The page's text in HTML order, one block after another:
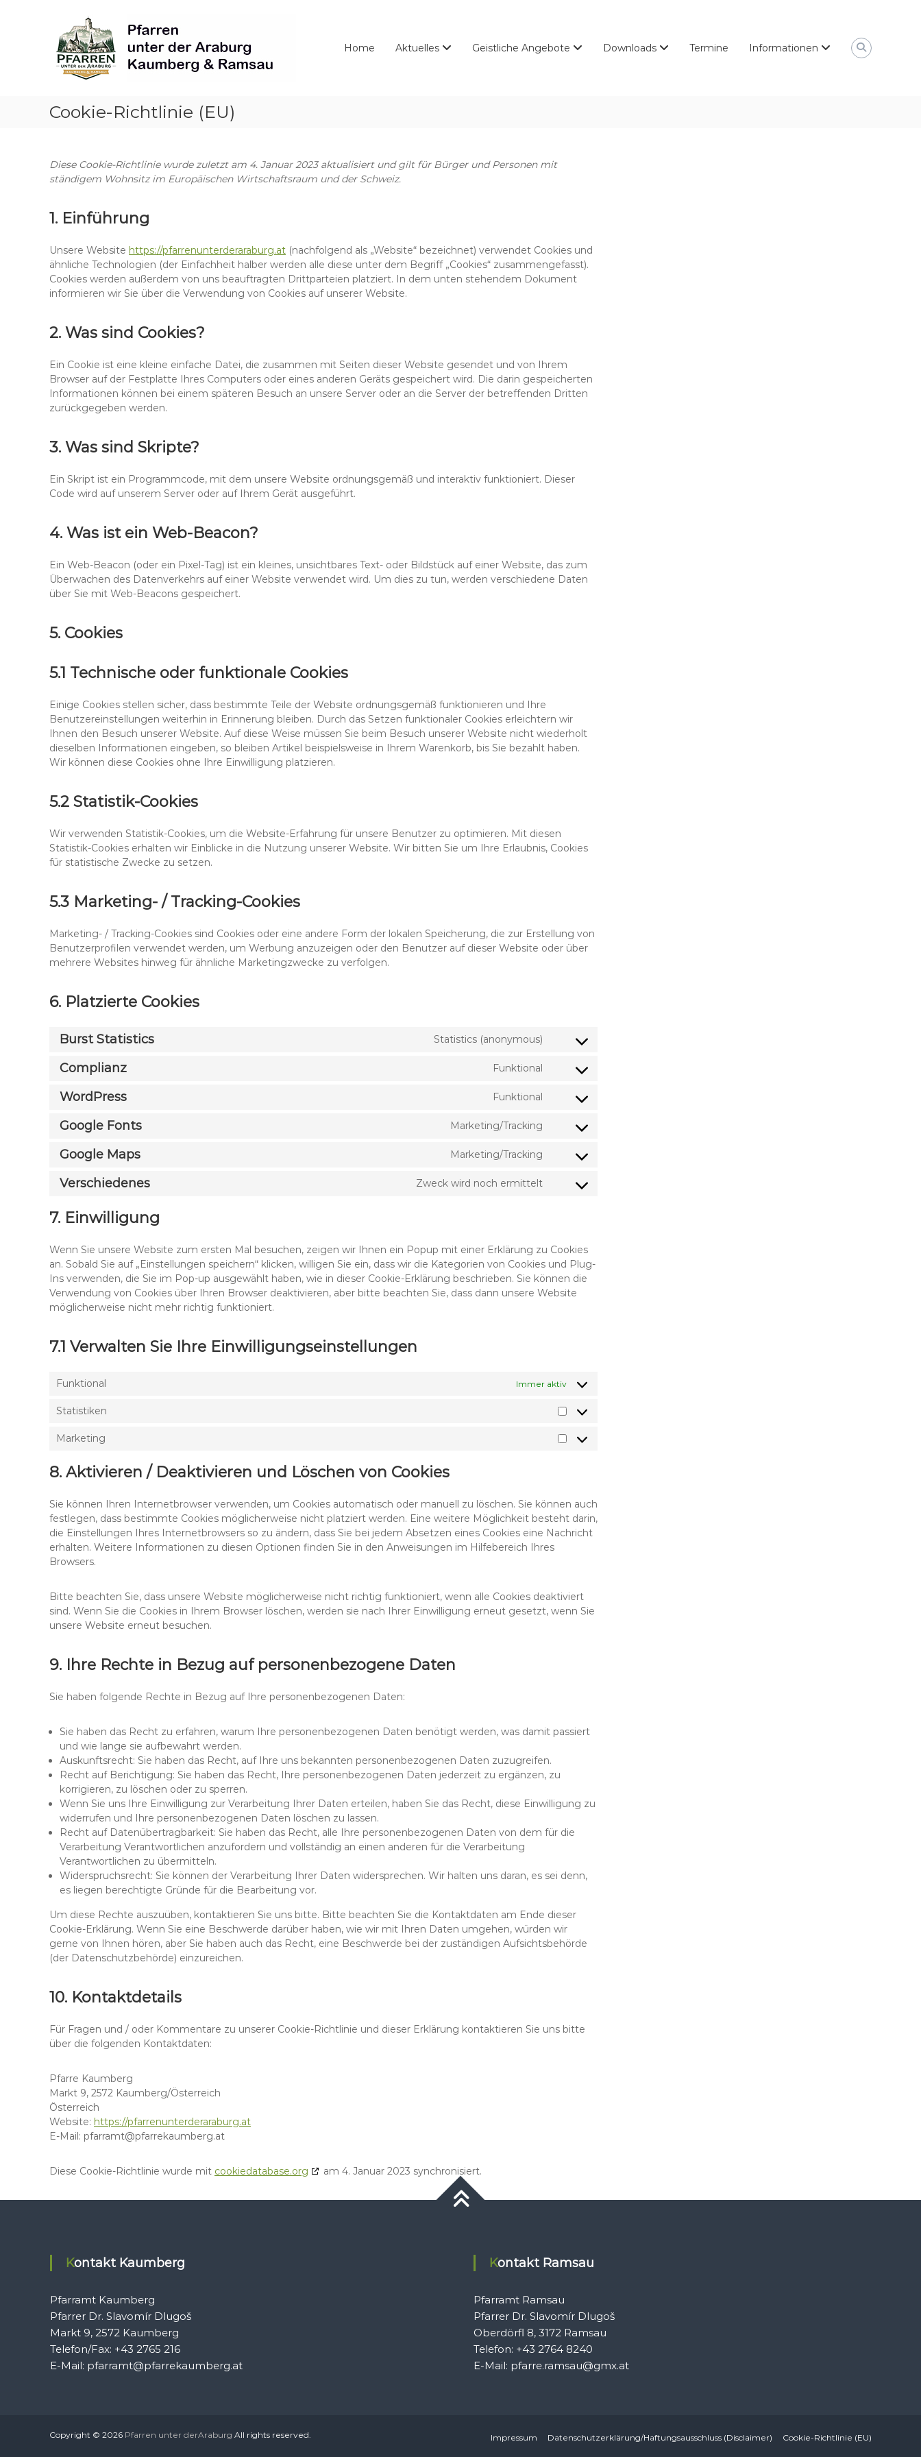
Pfarren
unter
derAraburg
in
Kaumberg
Home Aktuelles Geistliche Angebote Downloads Termine Informationen
Cookie-Richtlinie (EU)
Diese Cookie-Richtlinie wurde zuletzt am 4. Januar 2023 aktualisiert und gilt für Bürger und Personen mit
ständigem Wohnsitz im Europäischen Wirtschaftsraum und der Schweiz.
1. Einführung
Unsere Website https://pfarrenunterderaraburg.at (nachfolgend als „Website“ bezeichnet) verwendet Cookies und
ähnliche Technologien (der Einfachheit halber werden alle diese unter dem Begriff „Cookies“ zusammengefasst).
Cookies werden außerdem von uns beauftragten Drittparteien platziert. In dem unten stehendem Dokument
informieren wir Sie über die Verwendung von Cookies auf unserer Website.
2. Was sind Cookies?
Ein Cookie ist eine kleine einfache Datei, die zusammen mit Seiten dieser Website gesendet und von Ihrem
Browser auf der Festplatte Ihres Computers oder eines anderen Geräts gespeichert wird. Die darin gespeicherten
Informationen können bei einem späteren Besuch an unsere Server oder an die Server der betreffenden Dritten
zurückgegeben werden.
3. Was sind Skripte?
Ein Skript ist ein Programmcode, mit dem unsere Website ordnungsgemäß und interaktiv funktioniert. Dieser
Code wird auf unserem Server oder auf Ihrem Gerät ausgeführt.
4. Was ist ein Web-Beacon?
Ein Web-Beacon (oder ein Pixel-Tag) ist ein kleines, unsichtbares Text- oder Bildstück auf einer Website, das zum
Überwachen des Datenverkehrs auf einer Website verwendet wird. Um dies zu tun, werden verschiedene Daten
über Sie mit Web-Beacons gespeichert.
5. Cookies
5.1 Technische oder funktionale Cookies
Einige Cookies stellen sicher, dass bestimmte Teile der Website ordnungsgemäß funktionieren und Ihre
Benutzereinstellungen weiterhin in Erinnerung bleiben. Durch das Setzen funktionaler Cookies erleichtern wir
Ihnen den Besuch unserer Website. Auf diese Weise müssen Sie beim Besuch unserer Website nicht wiederholt
dieselben Informationen eingeben, so bleiben Artikel beispielsweise in Ihrem Warenkorb, bis Sie bezahlt haben.
Wir können diese Cookies ohne Ihre Einwilligung platzieren.
5.2 Statistik-Cookies
Wir verwenden Statistik-Cookies, um die Website-Erfahrung für unsere Benutzer zu optimieren. Mit diesen
Statistik-Cookies erhalten wir Einblicke in die Nutzung unserer Website. Wir bitten Sie um Ihre Erlaubnis, Cookies
für statistische Zwecke zu setzen.
5.3 Marketing- / Tracking-Cookies
Marketing- / Tracking-Cookies sind Cookies oder eine andere Form der lokalen Speicherung, die zur Erstellung von
Benutzerprofilen verwendet werden, um Werbung anzuzeigen oder den Benutzer auf dieser Website oder über
mehrere Websites hinweg für ähnliche Marketingzwecke zu verfolgen.
6. Platzierte Cookies
Burst Statistics Statistics (anonymous)
Consent
service
statistics
Complianz Funktional
Consent
service
WordPress Funktional
Consent
service
Google Fonts Marketing/Tracking
Consent
service
Google Maps Marketing/Tracking
Consent
service
Verschiedenes Zweck wird noch ermittelt
Consent
7. Einwilligung
Wenn Sie unsere Website zum ersten Mal besuchen, zeigen wir Ihnen ein Popup mit einer Erklärung zu Cookies
an. Sobald Sie auf „Einstellungen speichern“ klicken, willigen Sie ein, dass wir die Kategorien von Cookies und Plug-
Ins verwenden, die Sie im Pop-up ausgewählt haben, wie in dieser Cookie-Erklärung beschrieben. Sie können die
Verwendung von Cookies über Ihren Browser deaktivieren, aber bitte beachten Sie, dass dann unsere Website
möglicherweise nicht mehr richtig funktioniert.
7.1 Verwalten Sie Ihre Einwilligungseinstellungen
Funktional Immer aktiv
Statistiken
Statistiken
Marketing
Marketing
8. Aktivieren / Deaktivieren und Löschen von Cookies
Sie können Ihren Internetbrowser verwenden, um Cookies automatisch oder manuell zu löschen. Sie können auch
festlegen, dass bestimmte Cookies möglicherweise nicht platziert werden. Eine weitere Möglichkeit besteht darin,
die Einstellungen Ihres Internetbrowsers so zu ändern, dass Sie bei jedem Absetzen eines Cookies eine Nachricht
erhalten. Weitere Informationen zu diesen Optionen finden Sie in den Anweisungen im Hilfebereich Ihres
Browsers.
Bitte beachten Sie, dass unsere Website möglicherweise nicht richtig funktioniert, wenn alle Cookies deaktiviert
sind. Wenn Sie die Cookies in Ihrem Browser löschen, werden sie nach Ihrer Einwilligung erneut gesetzt, wenn Sie
unsere Website erneut besuchen.
9. Ihre Rechte in Bezug auf personenbezogene Daten
Sie haben folgende Rechte in Bezug auf Ihre personenbezogenen Daten:
Sie haben das Recht zu erfahren, warum Ihre personenbezogenen Daten benötigt werden, was damit passiert
und wie lange sie aufbewahrt werden.
Auskunftsrecht: Sie haben das Recht, auf Ihre uns bekannten personenbezogenen Daten zuzugreifen.
Recht auf Berichtigung: Sie haben das Recht, Ihre personenbezogenen Daten jederzeit zu ergänzen, zu
korrigieren, zu löschen oder zu sperren.
Wenn Sie uns Ihre Einwilligung zur Verarbeitung Ihrer Daten erteilen, haben Sie das Recht, diese Einwilligung zu
widerrufen und Ihre personenbezogenen Daten löschen zu lassen.
Recht auf Datenübertragbarkeit: Sie haben das Recht, alle Ihre personenbezogenen Daten von dem für die
Verarbeitung Verantwortlichen anzufordern und vollständig an einen anderen für die Verarbeitung
Verantwortlichen zu übermitteln.
Widerspruchsrecht: Sie können der Verarbeitung Ihrer Daten widersprechen. Wir halten uns daran, es sei denn,
es liegen berechtigte Gründe für die Bearbeitung vor.
Um diese Rechte auszuüben, kontaktieren Sie uns bitte. Bitte beachten Sie die Kontaktdaten am Ende dieser
Cookie-Erklärung. Wenn Sie eine Beschwerde darüber haben, wie wir mit Ihren Daten umgehen, würden wir
gerne von Ihnen hören, aber Sie haben auch das Recht, eine Beschwerde bei der zuständigen Aufsichtsbehörde
(der Datenschutzbehörde) einzureichen.
10. Kontaktdetails
Für Fragen und / oder Kommentare zu unserer Cookie-Richtlinie und dieser Erklärung kontaktieren Sie uns bitte
über die folgenden Kontaktdaten:
Pfarre Kaumberg
Markt 9, 2572 Kaumberg/Österreich
Österreich
Website: https://pfarrenunterderaraburg.at
E-Mail: pfarramt@pfarrekaumberg.at
Diese Cookie-Richtlinie wurde mit cookiedatabase.org am 4. Januar 2023 synchronisiert.
Kontakt Kaumberg
Pfarramt Kaumberg
Pfarrer Dr. Slavomír Dlugoš
Markt 9, 2572 Kaumberg
Telefon/Fax: +43 2765 216
E-Mail: pfarramt@pfarrekaumberg.at
Kontakt Ramsau
Pfarramt Ramsau
Pfarrer Dr. Slavomír Dlugoš
Oberdörfl 8, 3172 Ramsau
Telefon: +43 2764 8240
E-Mail: pfarre.ramsau@gmx.at
Copyright © 2026 Pfarren unter derAraburg All rights reserved. Impressum Datenschutzerklärung/Haftungsausschluss (Disclaimer) Cookie-Richtlinie (EU)